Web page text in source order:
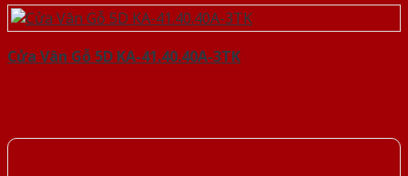
Cửa Vân Gỗ 5D KA-41.40.40A-3TK